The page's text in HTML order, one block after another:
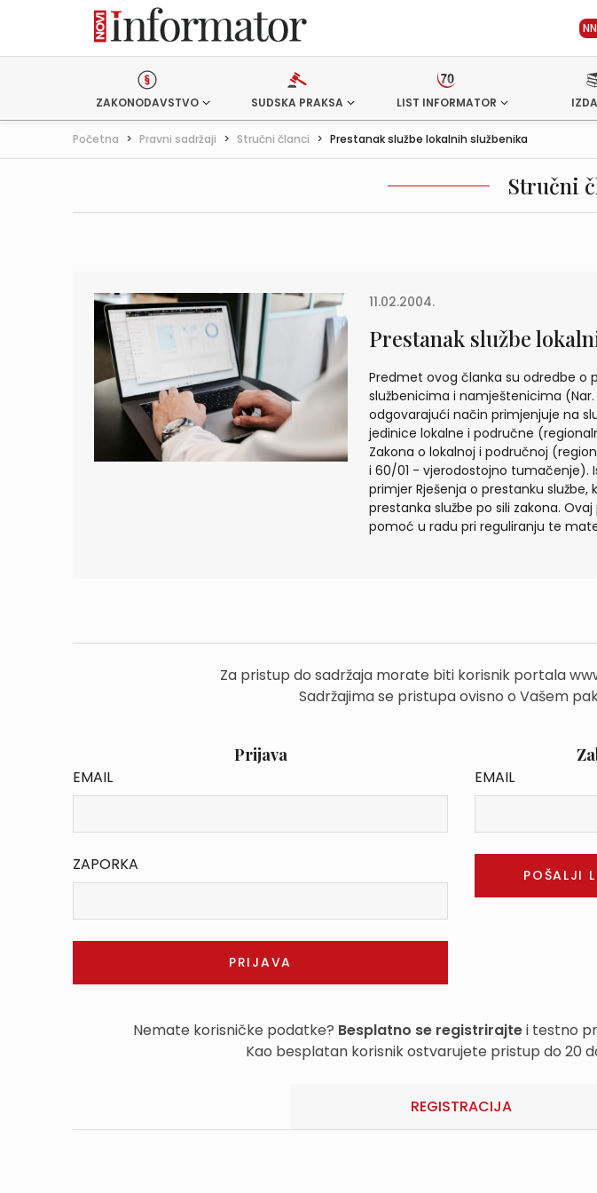
ZAKONODAVSTVO SUDSKA PRAKSA LIST INFORMATOR
Početna > Pravni sadržaji > Stručni članci > Prestanak službe lokalnih službenika
Stručni
11.02.2004.
Prestanak službe
Predmet ovog članka su odredbe o
službenicima i namještenicima
odgovarajući način primjenjuje na
jedinice lokalne i područne
Zakona o lokalnoj i područnoj
i 60/01 - vjerodostojno tumačenje).
primjer Rješenja o prestanku
prestanka službe po sili zakona.
pomoć u radu pri reguliranju te
Za pristup do sadržaja morate biti korisnik portala
Sadržajima se pristupa ovisno o Vašem
Prijava
EMAIL
ZAPORKA
EMAIL
Nemate korisničke podatke? Besplatno se registrirajtei testno
Kao besplatan korisnik ostvarujete pristup do 20
REGISTRACIJA